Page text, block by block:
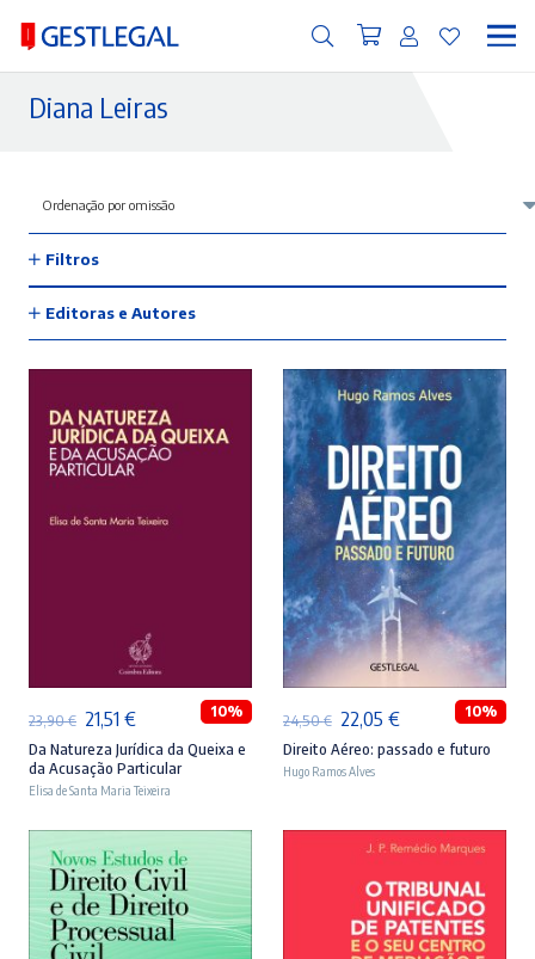
Diana Leiras
Filtros
Editoras e Autores
ADICIONAR
23,90€ O
preço
original
23,90 €.
21,51 €O
preço
atual
21,51 €.
10%
Da Natureza Jurídica da Queixa e
da Acusação Particular
Elisa de Santa Maria Teixeira
ADICIONAR
24,50€ O
preço
original
24,50 €.
22,05 €O
preço
22,05 €.
10%
Direito Aéreo: passado e futuro
Hugo Ramos Alves